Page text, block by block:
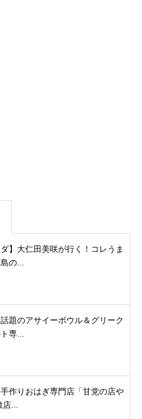
ダ】大仁田美咲が行く！コレうま
の...
話題のアサイーボウル＆グリーク
専...
手作りおはぎ専門店「甘党の店や
...